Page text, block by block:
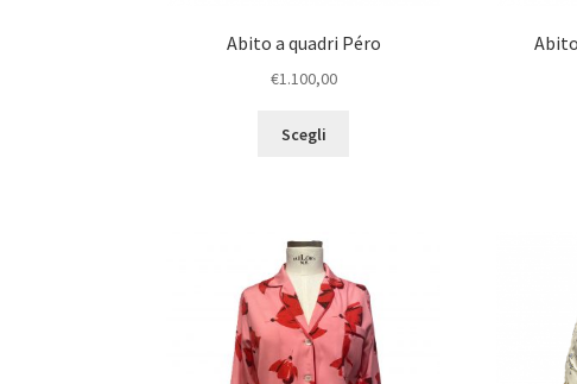
Abito a quadri Péro
€1.100,00
Scegli